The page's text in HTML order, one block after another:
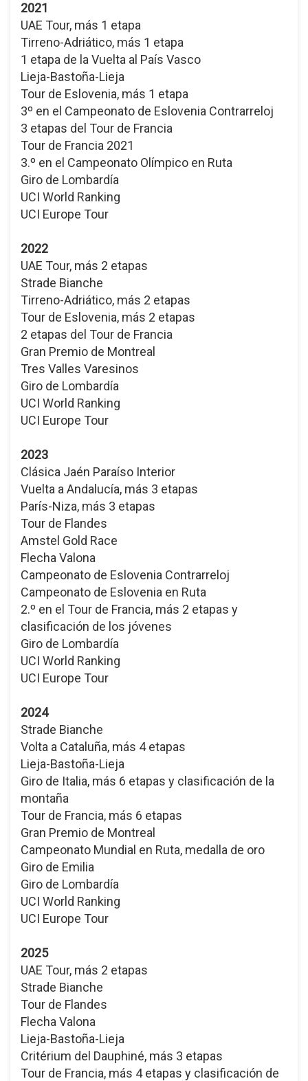
2021
UAE Tour, más 1 etapa
Tirreno-Adriático, más 1 etapa
1 etapa de la Vuelta al País Vasco
Lieja-Bastoña-Lieja
Tour de Eslovenia, más 1 etapa
3º en el Campeonato de Eslovenia Contrarreloj
3 etapas del Tour de Francia
Tour de Francia 2021
3.º en el Campeonato Olímpico en Ruta
Giro de Lombardía
UCI World Ranking
UCI Europe Tour
2022
UAE Tour, más 2 etapas
Strade Bianche
Tirreno-Adriático, más 2 etapas
Tour de Eslovenia, más 2 etapas
2 etapas del Tour de Francia
Gran Premio de Montreal
Tres Valles Varesinos
Giro de Lombardía
UCI World Ranking
UCI Europe Tour
2023
Clásica Jaén Paraíso Interior
Vuelta a Andalucía, más 3 etapas
París-Niza, más 3 etapas
Tour de Flandes
Amstel Gold Race
Flecha Valona
Campeonato de Eslovenia Contrarreloj
Campeonato de Eslovenia en Ruta
2.º en el Tour de Francia, más 2 etapas y
clasificación de los jóvenes
Giro de Lombardía
UCI World Ranking
UCI Europe Tour
2024
Strade Bianche
Volta a Cataluña, más 4 etapas
Lieja-Bastoña-Lieja
Giro de Italia, más 6 etapas y clasificación de la
montaña
Tour de Francia, más 6 etapas
Gran Premio de Montreal
Campeonato Mundial en Ruta, medalla de oro
Giro de Emilia
Giro de Lombardía
UCI World Ranking
UCI Europe Tour
2025
UAE Tour, más 2 etapas
Strade Bianche
Tour de Flandes
Flecha Valona
Lieja-Bastoña-Lieja
Critérium del Dauphiné, más 3 etapas
Tour de Francia, más 4 etapas y clasificación de